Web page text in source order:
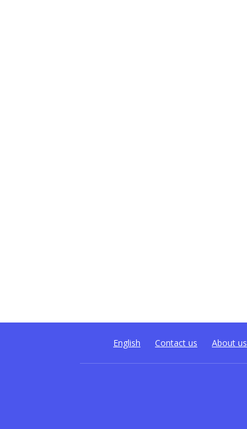
English Contact us About us